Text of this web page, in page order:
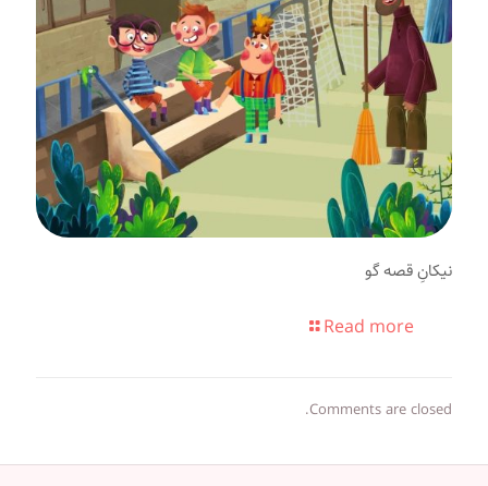
نیکانِ قصه گو
Read more
Comments are closed.